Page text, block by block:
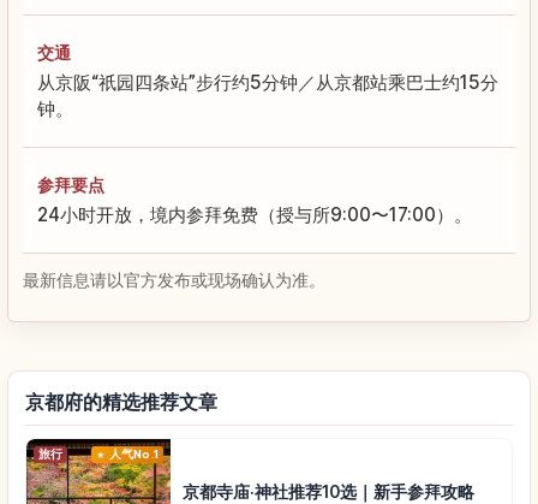
交通
从京阪“祇园四条站”步行约5分钟／从京都站乘巴士约15分
钟。
参拜要点
24小时开放，境内参拜免费（授与所9:00〜17:00）。
最新信息请以官方发布或现场确认为准。
京都府的精选推荐文章
旅行 人气No.1
京都寺庙·神社推荐10选｜新手参拜攻略